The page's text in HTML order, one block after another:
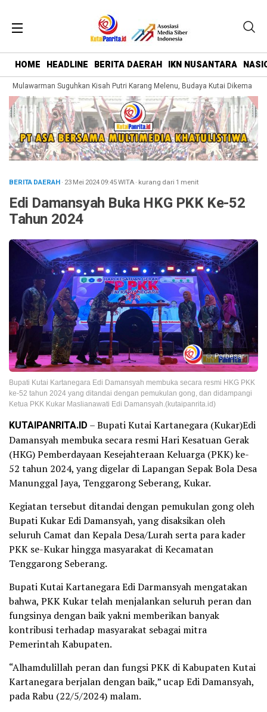
HOME HEADLINE BERITA DAERAH IKN NUSANTARA
Mulawarman Suguhkan Kisah Putri Karang Melenu, Budaya Kutai Dikemas
BERITA DAERAH· 23 Mei 202409:45WITA· kurang dari 1 menit
Edi Damansyah Buka HKG PKK Ke-52
Tahun 2024
Perbesar
Bupati Kutai Kartanegara Edi Damansyah membuka secara resmi HKG PKK
ke-52 tahun 2024 yang ditandai dengan pemukulan gong, dan didampangi
Ketua PKK Kukar Maslianawati Edi Damansyah.(kutaipanrita.id)
KUTAIPANRITA.ID – Bupati Kutai Kartanegara (Kukar)Edi
Damansyah membuka secara resmi Hari Kesatuan Gerak
(HKG) Pemberdayaan Kesejahteraan Keluarga (PKK) ke-
52 tahun 2024, yang digelar di Lapangan Sepak Bola Desa
Manunggal Jaya, Tenggarong Seberang, Kukar.
Kegiatan tersebut ditandai dengan pemukulan gong oleh
Bupati Kukar Edi Damansyah, yang disaksikan oleh
seluruh Camat dan Kepala Desa/Lurah serta para kader
PKK se-Kukar hingga masyarakat di Kecamatan
Tenggarong Seberang.
Bupati Kutai Kartanegara Edi Darmansyah mengatakan
bahwa, PKK Kukar telah menjalankan seluruh peran dan
fungsinya dengan baik yakni memberikan banyak
kontribusi terhadap masyarakat sebagai mitra
Pemerintah Kabupaten.
“Alhamdulillah peran dan fungsi PKK di Kabupaten Kutai
Kartanegara berjalan dengan baik,” ucap Edi Damansyah,
pada Rabu (22/5/2024) malam.